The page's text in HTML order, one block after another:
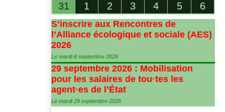
31
1 2 3 4 5 6
S’inscrire aux Rencontres de
l’Alliance écologique et sociale (AES)
2026
Le mardi 8 septembre 2026
29 septembre 2026 : Mobilisation
pour les salaires de tou·tes les
agent·es de l’État
Le mardi 29 septembre 2026